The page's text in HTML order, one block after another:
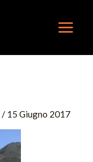
/ 15 Giugno 2017